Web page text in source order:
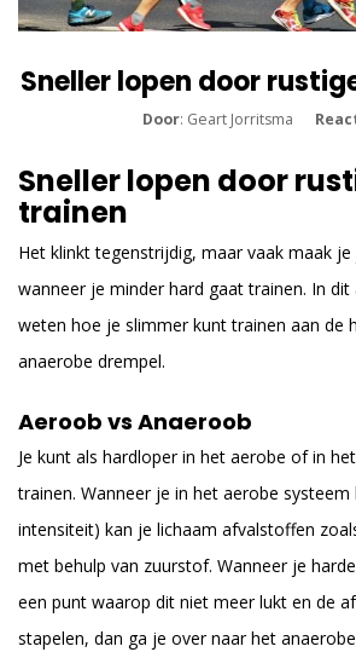
Sneller lopen door
Door: Geart Jorritsma
Sneller lopen door
trainen
Het klinkt tegenstrijdig, maar vaak maak
wanneer je minder hard gaat trainen. In
weten hoe je slimmer kunt trainen aan de
anaerobe drempel.
Aeroob vs Anaeroob
Je kunt als hardloper in het aerobe of in
trainen. Wanneer je in het aerobe systeem
intensiteit) kan je lichaam afvalstoffen
met behulp van zuurstof. Wanneer je
een punt waarop dit niet meer lukt en de
stapelen, dan ga je over naar het